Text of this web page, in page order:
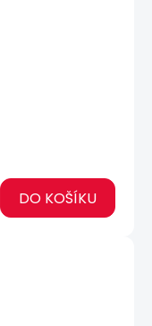
DO KOŠÍKU